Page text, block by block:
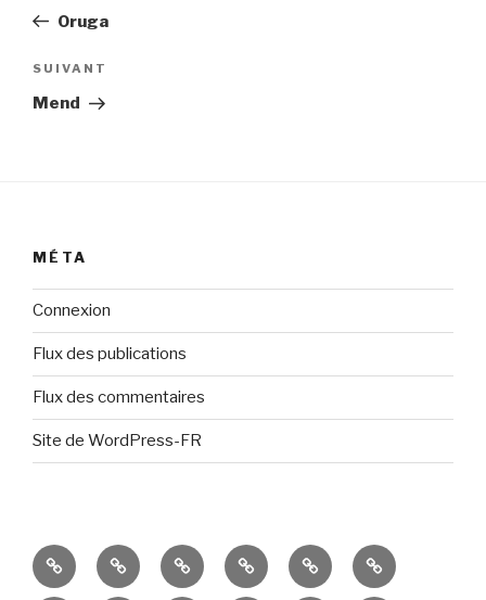
l’article
précédent
Oruga
Article
suivant
SUIVANT
Mend
MÉTA
Connexion
Flux des publications
Flux des commentaires
Site de WordPress-FR
PrésentationRésultatsPortes
Ouvertes
Espaces
de
Ateliers
divers
Événements
récents